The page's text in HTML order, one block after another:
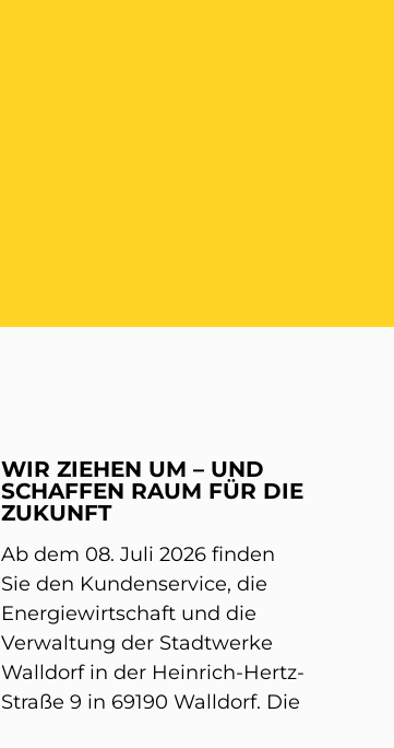
WIR ZIEHEN UM – UND
SCHAFFEN RAUM FÜR DIE
ZUKUNFT
Ab dem 08. Juli 2026 finden
Sie den Kundenservice, die
Energiewirtschaft und die
Verwaltung der Stadtwerke
Walldorf in der Heinrich-Hertz-
Straße 9 in 69190 Walldorf. Die